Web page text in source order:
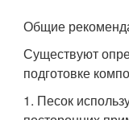
Общие
Существуют
подготовке
1. Песок